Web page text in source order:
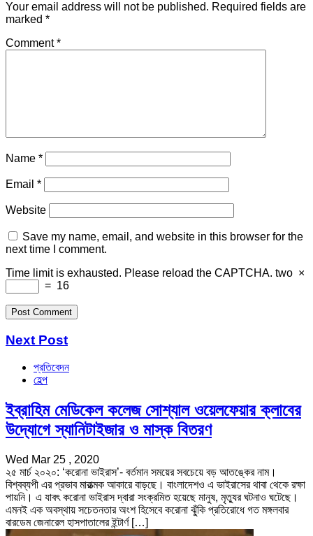
Your email address will not be published. Required fields are
marked *
Comment*
Name *
Email *
Website
Save my name, email, and website in this browser for the
next time I comment.
Time limit is exhausted. Please reload the CAPTCHA. two ×
= 16
Next Post
প্রতিবেদন
হেল্প
ইব্রাহিম মেডিকেল কলেজ সোশ্যাল ওয়েলফেয়ার ক্লাবের
উদ্যোগে স্যানিটাইজার ও মাস্ক বিতরণ
Wed Mar 25 , 2020
২৫ মার্চ ২০২০: ‘করোনা ভাইরাস’- বর্তমান সময়ের সবচেয়ে বড় আতঙ্কের নাম।
বিশ্বব্যপী এর প্রভাব মারাত্মক আকারে বাড়ছে। বাংলাদেশও এ ভাইরাসের থাবা থেকে রক্ষা
পায়নি। এ যাবৎ করোনা ভাইরাস দ্বারা সংক্রমিত হয়েছে মানুষ, মৃত্যুর ঘটনাও ঘটেছে।
এমনই এক অবস্থায় সচেতনতার অংশ হিসেবে করোনা ঝু্ঁকি প্রতিরোধে গত মঙ্গলবার
বারডেম জেনারেল হাসপাতালের ইন্টার্ণ […]